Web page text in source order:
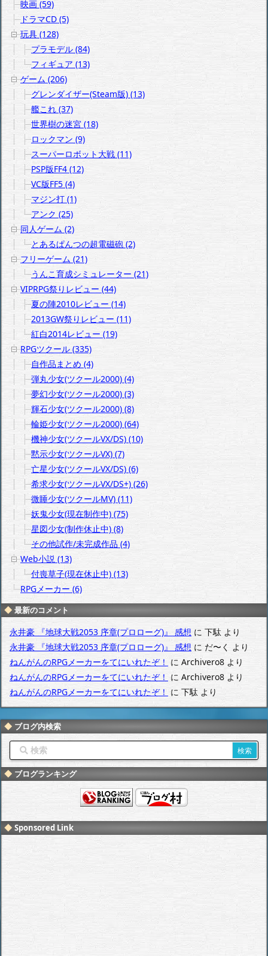
映画 (59)
ドラマCD (5)
玩具 (128)
プラモデル (84)
フィギュア (13)
ゲーム (206)
グレンダイザー(Steam版) (13)
艦これ (37)
世界樹の迷宮 (18)
ロックマン (9)
スーパーロボット大戦 (11)
PSP版FF4 (12)
VC版FF5 (4)
マジン打 (1)
アンク (25)
同人ゲーム (2)
とあるぱんつの超電磁砲 (2)
フリーゲーム (21)
うんこ育成シミュレーター (21)
VIPRPG祭りレビュー (44)
夏の陣2010レビュー (14)
2013GW祭りレビュー (11)
紅白2014レビュー (19)
RPGツクール (335)
自作品まとめ (4)
弾丸少女(ツクール2000) (4)
夢幻少女(ツクール2000) (3)
輝石少女(ツクール2000) (8)
輪姫少女(ツクール2000) (64)
機神少女(ツクールVX/DS) (10)
黙示少女(ツクールVX) (7)
亡星少女(ツクールVX/DS) (6)
希求少女(ツクールVX/DS+) (26)
微睡少女(ツクールMV) (11)
妖鬼少女(現在制作中) (75)
星図少女(制作休止中) (8)
その他試作/未完成作品 (4)
Web小説 (13)
付喪草子(現在休止中) (13)
RPGメーカー (6)
最新のコメント
永井豪 『地球大戦2053 序章(プロローグ)』 感想に下駄より
永井豪 『地球大戦2053 序章(プロローグ)』 感想にだ〜く より
ねんがんのRPGメーカーをてにいれたぞ！ に Archivero8 より
ねんがんのRPGメーカーをてにいれたぞ！ に Archivero8より
ねんがんのRPGメーカーをてにいれたぞ！に下駄より
ブログ内検索
ブログランキング
Sponsored Link